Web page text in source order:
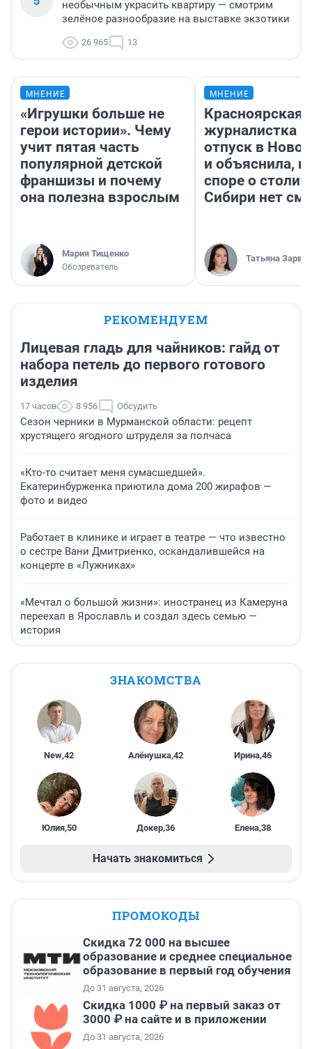
необычным украсить квартиру — смотрим
зелёное разнообразие на выставке экзотики
26 965 13
МНЕНИЕ
«Игрушки больше не
герои истории». Чему
учит пятая часть
популярной детской
франшизы и почему
она полезна взрослым
Мария Тищенко
Обозреватель
МНЕНИЕ
Красноярская
журналистка
отпуск в
и объяснила,
споре о
Сибири нет
Татьяна Зарва
РЕКОМЕНДУЕМ
Лицевая гладь для чайников: гайд от
набора петель до первого готового
изделия
17 часов 8 956 Обсудить
Сезон черники в Мурманской области: рецепт
хрустящего ягодного штруделя за полчаса
«Кто-то считает меня сумасшедшей».
Екатеринбурженка приютила дома 200 жирафов —
фото и видео
Работает в клинике и играет в театре — что известно
о сестре Вани Дмитриенко, оскандалившейся на
концерте в «Лужниках»
«Мечтал о большой жизни»: иностранец из Камеруна
переехал в Ярославль и создал здесь семью —
история
ЗНАКОМСТВА
New,42 Алёнушка,42 Ирина,46
Юлия,50 Докер,36 Елена,38
Начать знакомиться
ПРОМОКОДЫ
Скидка 72 000 на высшее
образование и среднее специальное
образование в первый год обучения
До 31 августа, 2026
Скидка 1000 ₽ на первый заказ от
3000 ₽ на сайте и в приложении
До 31 августа, 2026